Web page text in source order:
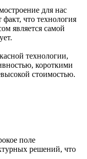
для нас
что технология
является самой
технологии,
короткими
стоимостью.
поле
решений, что